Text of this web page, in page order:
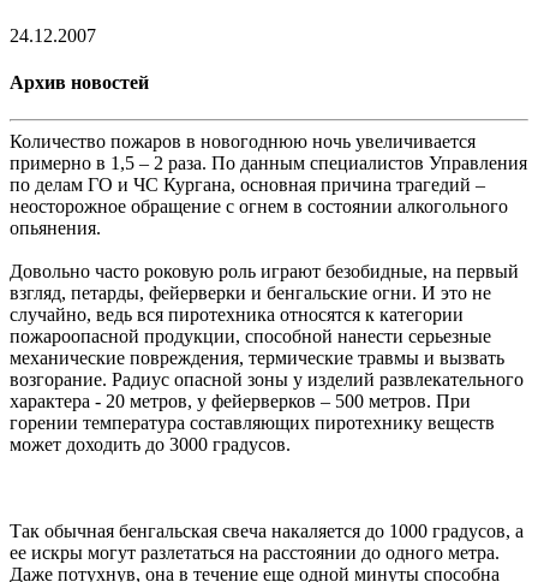
24.12.2007
Архив новостей
Количество пожаров в новогоднюю ночь увеличивается
примерно в 1,5 – 2 раза. По данным специалистов Управления
по делам ГО и ЧС Кургана, основная причина трагедий –
неосторожное обращение с огнем в состоянии алкогольного
опьянения.
Довольно часто роковую роль играют безобидные, на первый
взгляд, петарды, фейерверки и бенгальские огни. И это не
случайно, ведь вся пиротехника относятся к категории
пожароопасной продукции, способной нанести серьезные
механические повреждения, термические травмы и вызвать
возгорание. Радиус опасной зоны у изделий развлекательного
характера - 20 метров, у фейерверков – 500 метров. При
горении температура составляющих пиротехнику веществ
может доходить до 3000 градусов.
Так обычная бенгальская свеча накаляется до 1000 градусов, а
ее искры могут разлетаться на расстоянии до одного метра.
Даже потухнув, она в течение еще одной минуты способна